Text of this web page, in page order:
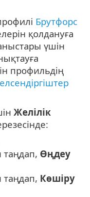
Брутфорс
қолдануға
үшін
профильдің
Желілік
таңдап, Өңдеу
таңдап, Көшіру